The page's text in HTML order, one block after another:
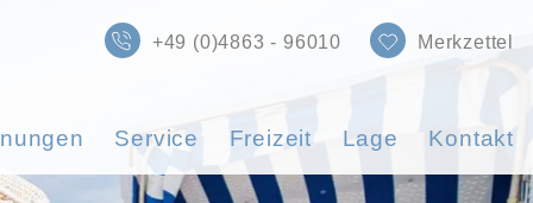
+49 (0)4863 - 96010 Merkzettel
Service Freizeit Lage Kontakt